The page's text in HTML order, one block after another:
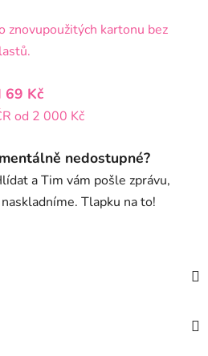
znovupoužitých kartonu bez
69 Kč
od 2 000 Kč
nedostupné?
a Tim vám pošle zprávu,
Tlapku na to!